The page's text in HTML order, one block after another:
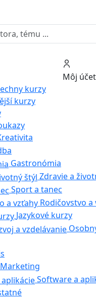
Môj účet
kurzy
kurzy
Gastronómia
Zdravie a
Sport a tanec
Rodičovstvo a
Jazykové kurzy
Marketing
Software a